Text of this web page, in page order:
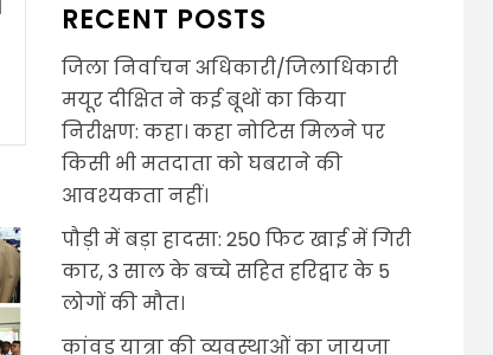
RECENT POSTS
जिला निर्वाचन अधिकारी/जिलाधिकारी
मयूर दीक्षित ने कई बूथों का किया
निरीक्षण: कहा। कहा नोटिस मिलने पर
किसी भी मतदाता को घबराने की
आवश्यकता नहीं।
पौड़ी में बड़ा हादसा: 250 फिट खाई में गिरी
कार, 3 साल के बच्चे सहित हरिद्वार के 5
लोगों की मौत।
कांवड़ यात्रा की व्यवस्थाओं का जायजा